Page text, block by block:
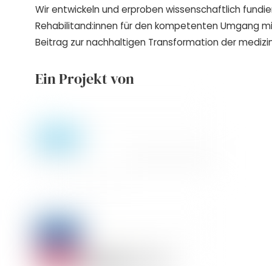
Wir entwickeln und erproben wissenschaftlich
Rehabilitand:innen für den kompetenten Umgang
Beitrag zur nachhaltigen Transformation der
Ein Projekt von